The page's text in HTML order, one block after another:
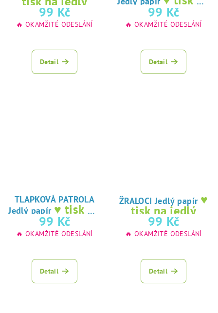
papír
99 Kč
🔥 OKAMŽITÉ ODESLÁNÍ
Detail
jedlý papír
99 Kč
🔥 OKAMŽITÉ ODESLÁNÍ
Detail
TLAPKOVÁ PATROLA
Jedlý papír ♥ tisk na
jedlý papír
99 Kč
🔥 OKAMŽITÉ ODESLÁNÍ
Detail
ŽRALOCI Jedlý papír ♥
tisk na jedlý
papír
99 Kč
🔥 OKAMŽITÉ ODESLÁNÍ
Detail